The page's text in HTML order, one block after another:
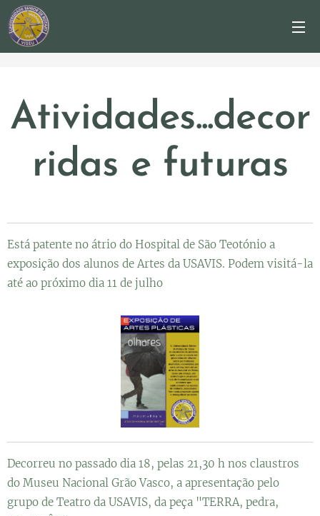
Atividades...decor
ridas e futuras
Está patente no átrio do Hospital de São Teotónio a
exposição dos alunos de Artes da USAVIS. Podem visitá-la
até ao próximo dia 11 de julho
Decorreu no passado dia 18, pelas 21,30 h nos claustros
do Museu Nacional Grão Vasco, a apresentação pelo
grupo de Teatro da USAVIS, da peça "TERRA, pedra,